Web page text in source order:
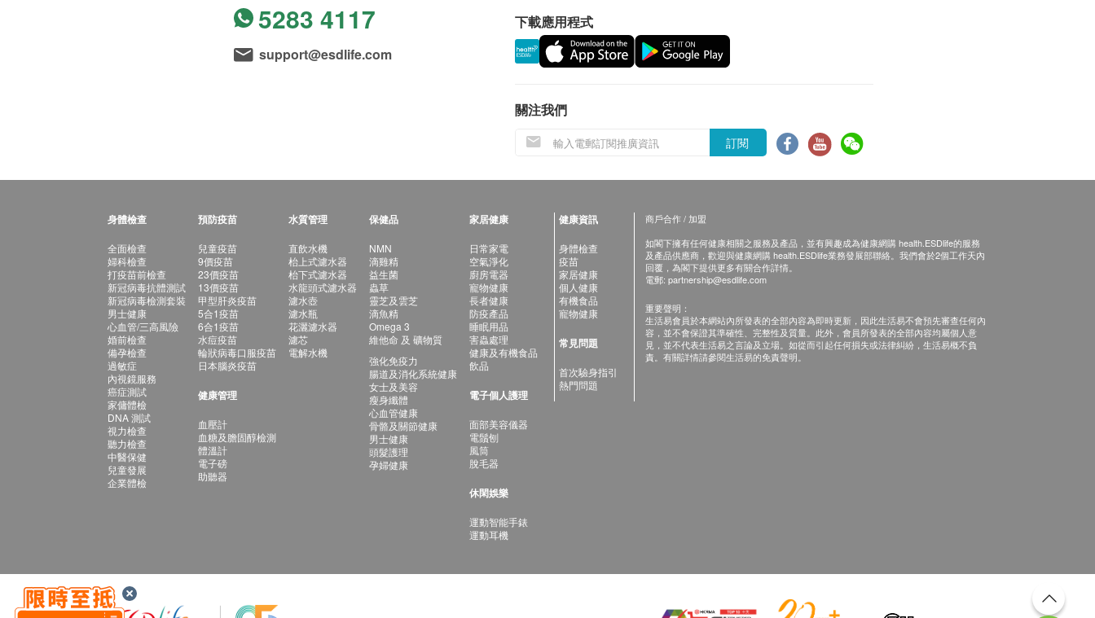
5283 4117
support@esdlife.com
下載應用程式
關注我們
訂閱
身體檢查
全面檢查
婦科檢查
打疫苗前檢查
新冠病毒抗體測試
新冠病毒檢測套裝
男士健康
心血管/三高風險
婚前檢查
備孕檢查
過敏症
內視鏡服務
癌症測試
家傭體檢
DNA 測試
視力檢查
聽力檢查
中醫保健
兒童發展
企業體檢
預防疫苗
兒童疫苗
9價疫苗
23價疫苗
13價疫苗
甲型肝炎疫苗
5合1疫苗
6合1疫苗
水痘疫苗
輪狀病毒口服疫苗
日本腦炎疫苗
健康管理
血壓計
血糖及膽固醇檢測
體溫計
電子磅
助聽器
水質管理
直飲水機
枱上式濾水器
枱下式濾水器
水龍頭式濾水器
濾水壺
濾水瓶
花灑濾水器
濾芯
電解水機
保健品
NMN
滴雞精
益生菌
蟲草
靈芝及雲芝
滴魚精
Omega 3
維他命 及 礦物質
強化免疫力
腸道及消化系統健康
女士及美容
瘦身纖體
心血管健康
骨骼及關節健康
男士健康
頭髮護理
孕婦健康
家居健康
日常家電
空氣淨化
廚房電器
寵物健康
長者健康
防疫產品
睡眠用品
害蟲處理
健康及有機食品
飲品
電子個人護理
面部美容儀器
電鬚刨
風筒
脫毛器
休閑娛樂
運動智能手錶
運動耳機
健康資訊
身體檢查
疫苗
家居健康
個人健康
有機食品
寵物健康
常見問題
首次驗身指引
熱門問題
商戶合作 / 加盟
如閣下擁有任何健康相關之服務及產品，並有興趣成為健康網購 health.ESDlife的服務
及產品供應商，歡迎與健康網購 health.ESDlife業務發展部聯絡。我們會於2個工作天內
回覆，為閣下提供更多有關合作詳情。
電郵: partnership@esdlife.com
重要聲明：
生活易會員於本網站內所發表的全部內容為即時更新，因此生活易不會預先審查任何內
容，並不會保證其準確性、完整性及質量。此外，會員所發表的全部內容均屬個人意
見，並不代表生活易之言論及立場。如從而引起任何損失或法律糾紛，生活易概不負
責。有關詳情請參閱生活易的免責聲明。